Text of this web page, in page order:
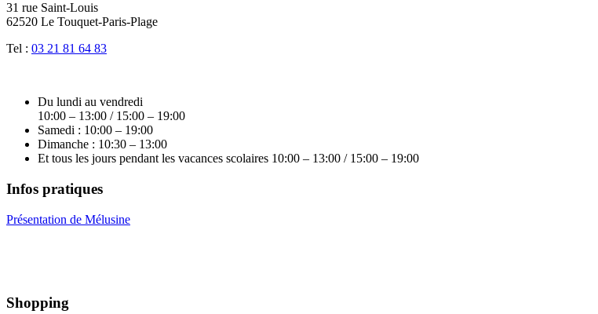
31 rue Saint-Louis
62520 Le Touquet-Paris-Plage
Tel : 03 21 81 64 83
Du lundi au vendredi
10:00 – 13:00 / 15:00 – 19:00
Samedi : 10:00 – 19:00
Dimanche : 10:30 – 13:00
Et tous les jours pendant les vacances scolaires 10:00 – 13:00 / 15:00 – 19:00
Infos pratiques
Présentation de Mélusine
Shopping